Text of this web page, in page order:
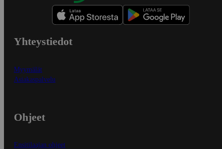
Yhteystiedot
Myymälät
Asiakaspalvelu
Ohjeet
Ensitilaajan ohjeet